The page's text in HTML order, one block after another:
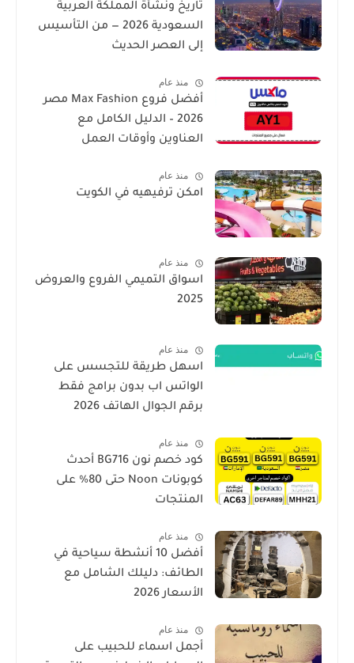
تاريخ ونشأة المملكة العربية
السعودية 2026 — من التأسيس
إلى العصر الحديث
منذ عام
أفضل فروع Max Fashion مصر
2026 – الدليل الكامل مع
العناوين وأوقات العمل
منذ عام
امكن ترفيهيه في الكويت
منذ عام
اسواق التميمي الفروع والعروض
2025
منذ عام
اسهل طريقة للتجسس على
الواتس اب بدون برامج فقط
برقم الجوال الهاتف 2026
منذ عام
كود خصم نون BG716 أحدث
كوبونات Noon حتى 80% على
المنتجات
منذ عام
أفضل 10 أنشطة سياحية في
الطائف: دليلك الشامل مع
الأسعار 2026
منذ عام
أجمل اسماء للحبيب على